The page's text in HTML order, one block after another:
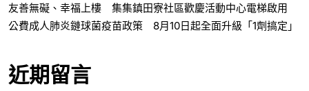
友善無礙、幸福上樓 集集鎮田寮社區歡慶活動中心電梯啟用
公費成人肺炎鏈球菌疫苗政策 8月10日起全面升級「1劑搞定」
近期留言